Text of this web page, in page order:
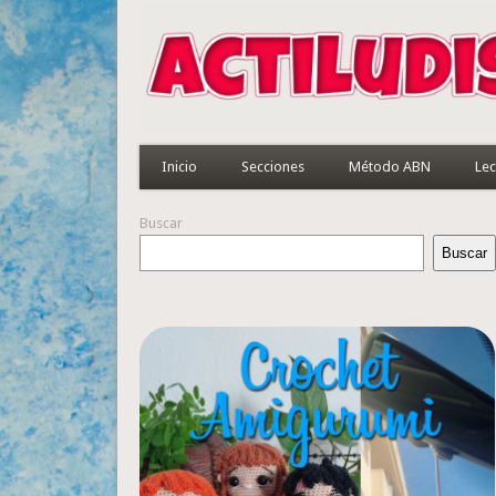
Inicio Secciones Método ABN
Buscar
Buscar